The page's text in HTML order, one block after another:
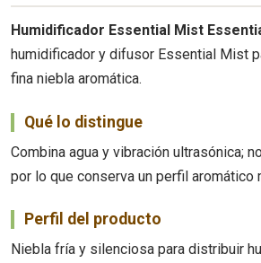
Humidificador Essential Mist
humidificador y difusor Essential Mist
fina niebla aromática.
Qué lo distingue
Combina agua y vibración ultrasónica;
por lo que conserva un perfil aromático
Perfil del producto
Niebla fría y silenciosa para distribuir